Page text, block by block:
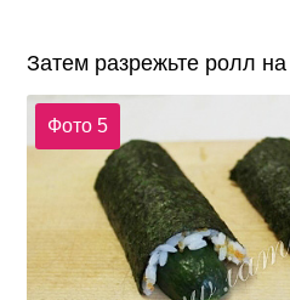
Затем разрежьте ролл
Фото 5